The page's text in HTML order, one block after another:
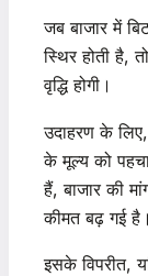
जब बाजार में
स्थिर होती है,
वृद्धि होगी।
उदाहरण के
के मूल्य को
हैं, बाजार की
कीमत बढ़ गई है।
इसके विपरीत,